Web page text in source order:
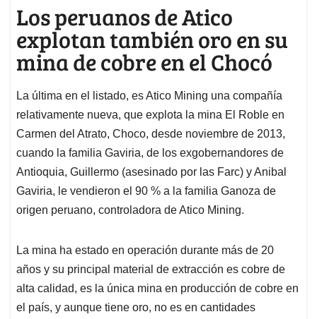
Los peruanos de Atico
explotan también oro en su
mina de cobre en el Chocó
La última en el listado, es Atico Mining una compañía
relativamente nueva, que explota la mina El Roble en
Carmen del Atrato, Choco, desde noviembre de 2013,
cuando la familia Gaviria, de los exgobernandores de
Antioquia, Guillermo (asesinado por las Farc) y Anibal
Gaviria, le vendieron el 90 % a la familia Ganoza de
origen peruano, controladora de Atico Mining.
La mina ha estado en operación durante más de 20
años y su principal material de extracción es cobre de
alta calidad, es la única mina en producción de cobre en
el país, y aunque tiene oro, no es en cantidades